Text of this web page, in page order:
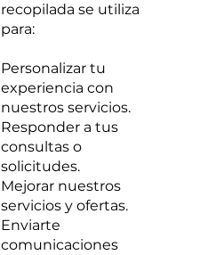
recopilada se utiliza
para:
Personalizar tu
experiencia con
nuestros servicios.
Responder a tus
consultas o
solicitudes.
Mejorar nuestros
servicios y ofertas.
Enviarte
comunicaciones